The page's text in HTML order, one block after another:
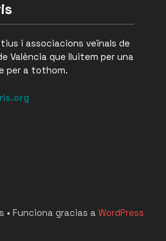
i associacions veïnals de
València que lluitem per una
per a tothom.
• Funciona gracias a WordPress